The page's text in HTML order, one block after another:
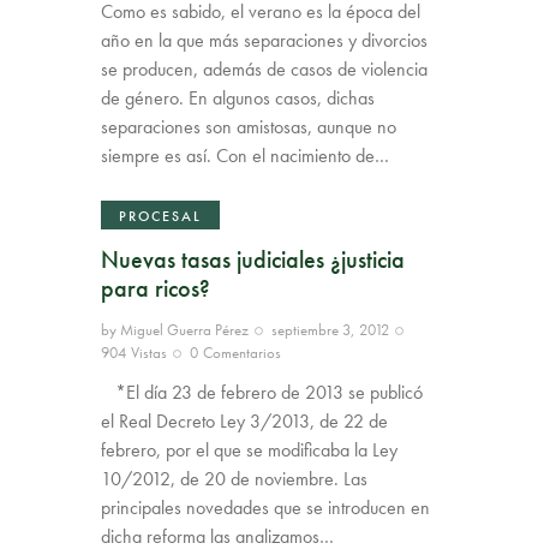
Como es sabido, el verano es la época del
año en la que más separaciones y divorcios
se producen, además de casos de violencia
de género. En algunos casos, dichas
separaciones son amistosas, aunque no
siempre es así. Con el nacimiento de…
PROCESAL
Nuevas tasas judiciales ¿justicia
para ricos?
by Miguel Guerra Pérez
septiembre 3, 2012
904 Vistas 0 Comentarios
*El día 23 de febrero de 2013 se publicó
el Real Decreto Ley 3/2013, de 22 de
febrero, por el que se modificaba la Ley
10/2012, de 20 de noviembre. Las
principales novedades que se introducen en
dicha reforma las analizamos…